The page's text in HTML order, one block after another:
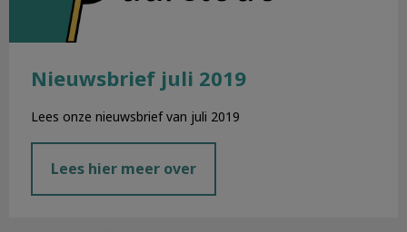
Nieuwsbrief juli 2019
Lees onze nieuwsbrief van juli 2019
Lees hier meer over